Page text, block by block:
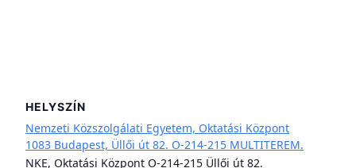
HELYSZÍN
Nemzeti Közszolgálati Egyetem, Oktatási Központ
1083 Budapest, Üllői út 82. O-214-215 MULTITEREM.
NKE, Oktatási Központ O-214-215 Üllői út 82.